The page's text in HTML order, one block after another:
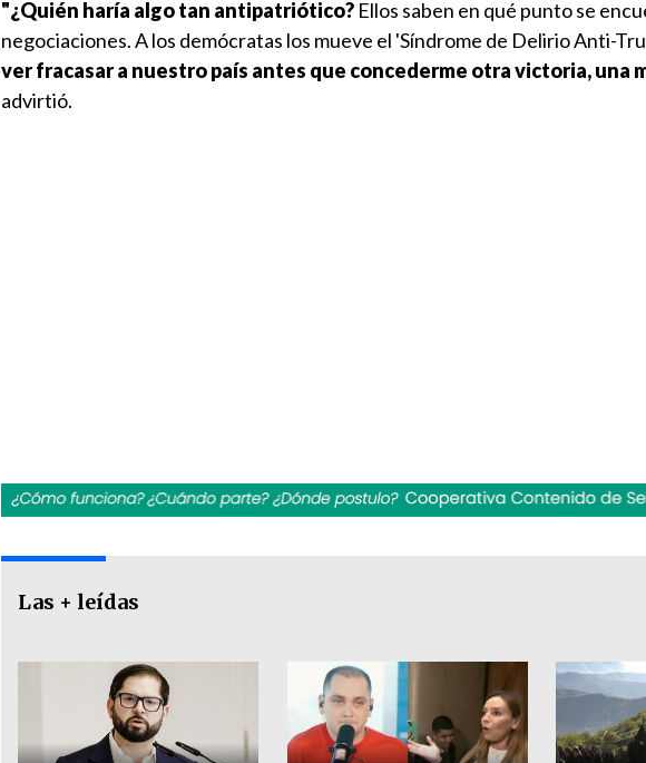
"¿Quién haría algo tan antipatriótico? Ellos saben en qué punto se
negociaciones. A los demócratas los mueve el 'Síndrome de Delirio Anti-
ver fracasar a nuestro país antes que concederme otra victoria, una
advirtió.
Las + leídas